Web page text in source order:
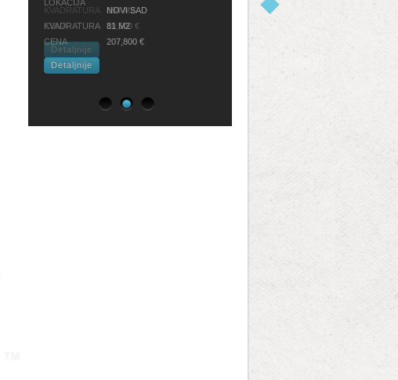
LOKACIJA
NOVI SAD
KVADRATURA
81 M2
CENA
207,800 €
Detaljnije